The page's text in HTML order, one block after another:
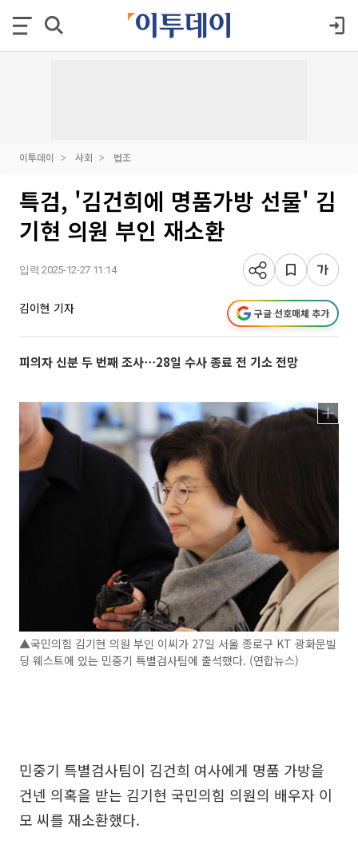
이투데이 사회 법조
특검, '김건희에 명품가방 선물' 김
기현 의원 부인 재소환
입력 2025-12-27 11:14
김이현 기자 구글 선호매체 추가
피의자 신분 두 번째 조사⋯28일 수사 종료 전 기소 전망
▲국민의힘 김기현 의원 부인 이씨가 27일 서울 종로구 KT 광화문빌
딩 웨스트에 있는 민중기 특별검사팀에 출석했다. (연합뉴스)
민중기 특별검사팀이 김건희 여사에게 명품 가방을
건넨 의혹을 받는 김기현 국민의힘 의원의 배우자 이
모 씨를 재소환했다.